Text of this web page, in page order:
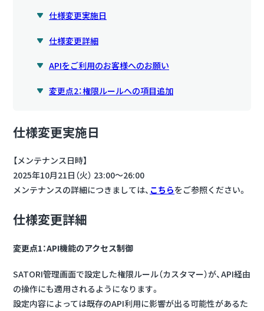
仕様変更実施日
仕様変更詳細
APIをご利用のお客様へのお願い
変更点2：権限ルールへの項目追加
仕様変更実施日
【メンテナンス日時】
2025年10月21日（火） 23:00～26:00
メンテナンスの詳細につきましては、 こちらをご参照ください。
仕様変更詳細
変更点1：API機能のアクセス制御
SATORI管理画面で設定した権限ルール（カスタマー）が、API経由
の操作にも適用されるようになります。
設定内容によっては既存のAPI利用に影響が出る可能性があるた